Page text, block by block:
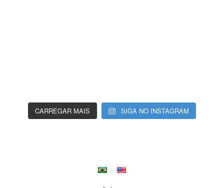
CARREGAR MAIS SIGA NO INSTAGRAM